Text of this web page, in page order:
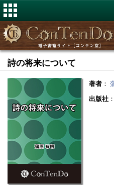
詩の将来について
著者 ：
出版社 ：